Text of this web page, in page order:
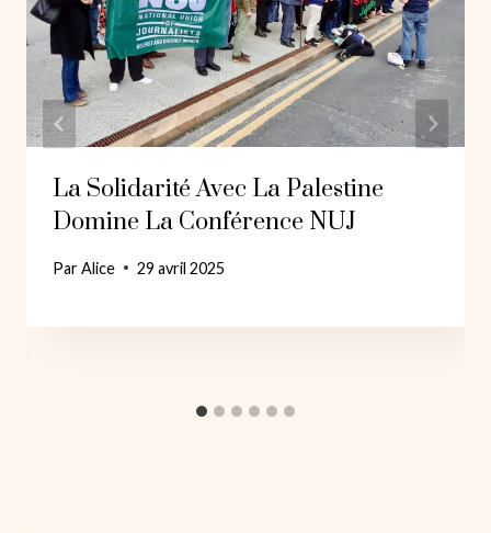
La Solidarité Avec La Palestine
Domine La Conférence NUJ
ParAlice 29 avril 2025